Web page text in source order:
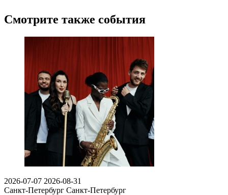
Смотрите также события
2026-07-07 2026-08-31
Санкт-Петербург Санкт-Петербург